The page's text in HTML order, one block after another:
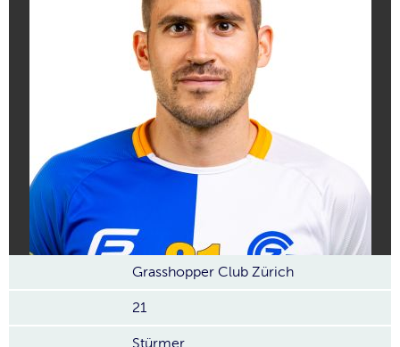
Grasshopper Club Zürich
21
Stürmer